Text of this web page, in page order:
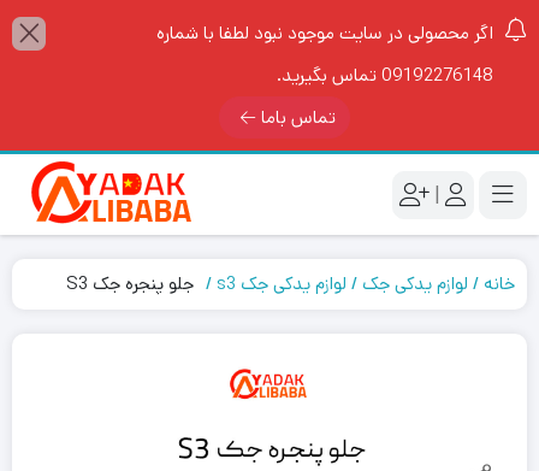
اگر محصولی در سایت موجود نبود لطفا با شماره
09192276148 تماس بگیرید.
تماس باما
|
خانه لوازم یدکی جک لوازم یدکی جک s3 جلو پنجره جک S3